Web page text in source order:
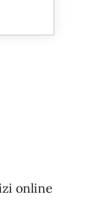
online